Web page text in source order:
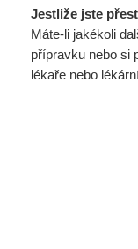
Jestliže jste
Máte-li jakékoli
přípravku nebo si
lékaře nebo